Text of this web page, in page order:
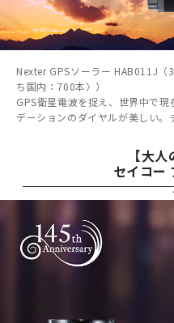
Nexter GPSソーラー HAB011J
ち国内：700本〉）
GPS衛星電波を捉え、世界中で
デーションのダイヤルが美しい。
【大人
セイコー